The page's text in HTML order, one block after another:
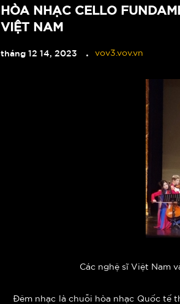
HÒA NHẠC CELLO
VIỆT NAM
tháng 12 14, 2023 vov3.vov.vn
Các nghệ sĩ Việt Nam
Đêm nhạc là chuỗi hòa nhạc Quốc tế